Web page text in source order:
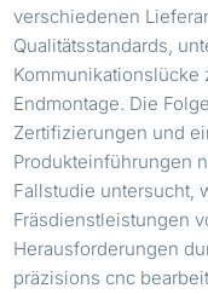
verschiedenen
Qualitätsstandards,
Endmontage. Die
Zertifizierungen und
Produkteinführungen
Fallstudie untersucht,
Fräsdienstleistungen
Herausforderungen
präzisions cnc